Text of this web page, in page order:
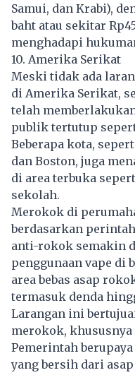
Samui, dan Krabi),
baht atau sekitar
menghadapi
10. Amerika Serikat
Meski tidak ada
di Amerika Serikat,
telah
publik tertutup
Beberapa kota,
dan Boston, juga
di area terbuka
sekolah.
Merokok di
berdasarkan
anti-rokok semakin
penggunaan vape di
area bebas asap
termasuk denda
Larangan ini
merokok,
Pemerintah
yang bersih dari